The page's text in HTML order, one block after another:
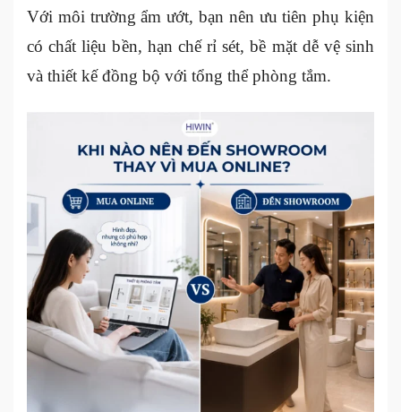
Với môi trường ẩm ướt, bạn nên ưu tiên phụ kiện
có chất liệu bền, hạn chế rỉ sét, bề mặt dễ vệ sinh
và thiết kế đồng bộ với tổng thể phòng tắm.